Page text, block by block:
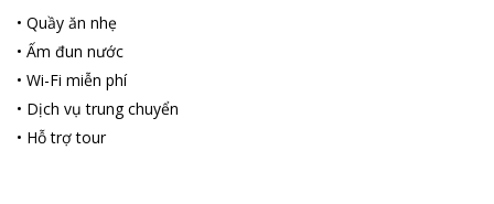
• Quầy ăn nhẹ
• Ấm đun nước
• Wi-Fi miễn phí
• Dịch vụ trung chuyển
• Hỗ trợ tour